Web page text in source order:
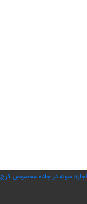
اجاره سوله در جاده مخصوص کرج